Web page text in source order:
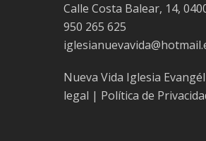
Calle Costa Balear, 14,
950 265 625
Nueva Vida Iglesia
legal | Política de